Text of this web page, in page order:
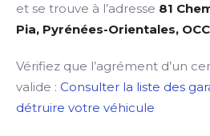
et se trouve à l’adresse 81
Pia, Pyrénées-Orientales,
Vérifiez que l’agrément d’un
valide : Consulter la liste des
détruire votre véhicule